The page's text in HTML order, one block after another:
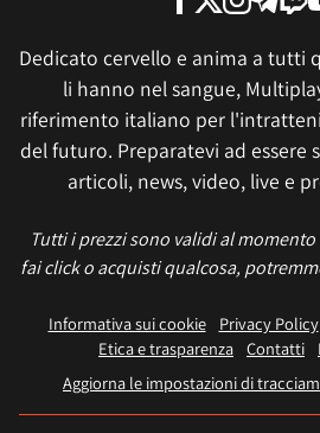
Dedicato cervello e anima a tutti
li hanno nel sangue,
riferimento italiano per
del futuro. Preparatevi ad essere
articoli, news, video, live e
Tutti i prezzi sono validi al
fai click o acquisti qualcosa,
Informativa sui cookie Privacy Policy
Etica e trasparenza Contatti
Aggiorna le impostazioni di